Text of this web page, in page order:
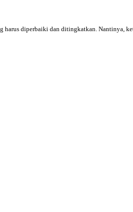
harus diperbaiki dan ditingkatkan. Nantinya,